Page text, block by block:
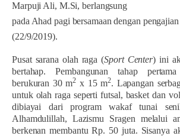
Marpuji Ali, M.Si, berlangsung
pada Ahad pagi bersamaan dengan
(22/9/2019).
Pusat sarana olah raga (Sport Center) ini
bertahap. Pembangunan tahap
berukuran 30 m2 x 15 m2. Lapangan
untuk olah raga seperti futsal, basket dan
dibiayai dari program wakaf tunai
Alhamdulillah, Lazismu Sragen melalui
berkenan membantu Rp. 50 juta. Sisanya